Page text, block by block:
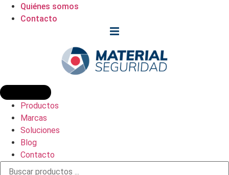
Quiénes somos
Contacto
Productos
Marcas
Soluciones
Blog
Contacto
Búsqueda